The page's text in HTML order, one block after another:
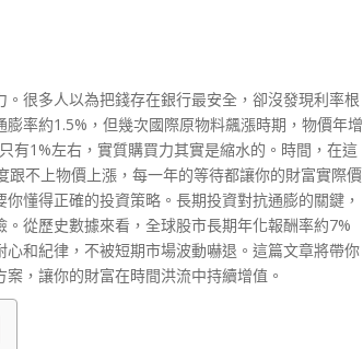
很多人以為把錢存在銀行最安全，卻沒發現利率根
率約1.5%，但幾次國際原物料飆漲時期，物價年增
有1%左右，實質購買力其實是縮水的。時間，在這
不上物價上漲，每一年的等待都讓你的財富實際價
懂得正確的投資策略。長期投資對抗通膨的關鍵，
從歷史數據來看，全球股市長期年化報酬率約7%
和紀律，不被短期市場波動嚇退。這篇文章將帶你
，讓你的財富在時間洪流中持續增值。